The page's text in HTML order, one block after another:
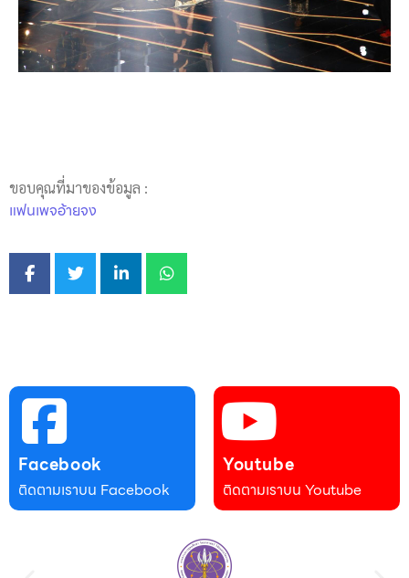
ขอบคุณที่มาของข้อมูล :
แฟนเพจอ้ายจง
Facebook
ติดตามเราบน Facebook
Youtube
ติดตามเราบน Youtube